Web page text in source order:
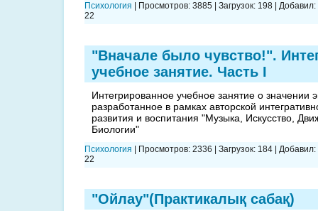
Психология Просмотров: 3885 Загрузок: 198
Добавил:
22
"Вначале было чувство!".
учебное занятие. Часть I
Интегрированное учебное занятие о значении
разработанное в рамках авторской
развития и воспитания "Музыка, Искусство,
Биологии"
Психология Просмотров: 2336 Загрузок: 184
Добавил:
22
"Ойлау"(Практикалық сабақ)